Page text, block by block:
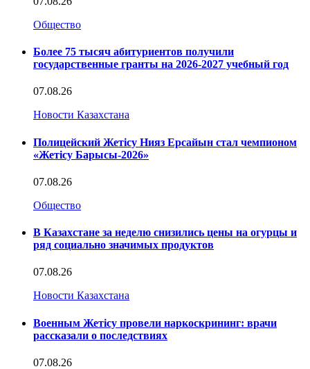
Общество
Более 75 тысяч абитуриентов получили
государственные гранты на 2026-2027 учебный год
07.08.26
Новости Казахстана
Полицейский Жетісу Нияз Ерсайын стал чемпионом
«Жетісу Барысы-2026»
07.08.26
Общество
В Казахстане за неделю снизились цены на огурцы и
ряд социально значимых продуктов
07.08.26
Новости Казахстана
Военным Жетісу провели наркоскрининг: врачи
рассказали о последствиях
07.08.26